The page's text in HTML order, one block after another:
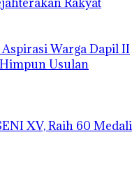
Warga Dapil II
Usulan
XV, Raih 60 Medali